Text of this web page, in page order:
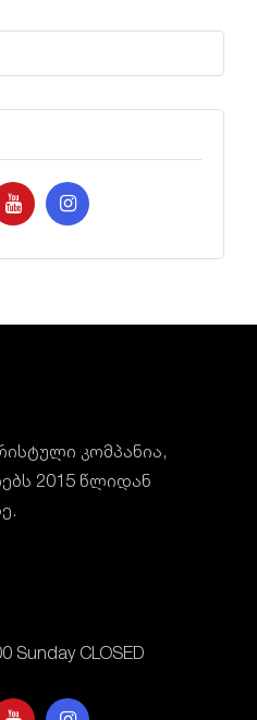
კომპანია,
2015 წლიდან
Sunday CLOSED